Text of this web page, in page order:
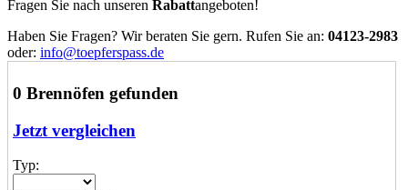
Fragen Sie nach unseren Rabattangeboten!
Haben Sie Fragen? Wir beraten Sie gern. Rufen Sie an: 04123-2983
oder: info@toepferspass.de
0 Brennöfen gefunden
Jetzt vergleichen
Typ: